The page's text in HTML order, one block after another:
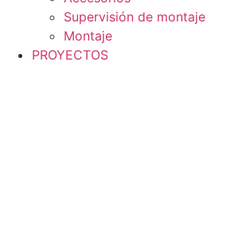
Supervisión de montaje
Montaje
PROYECTOS